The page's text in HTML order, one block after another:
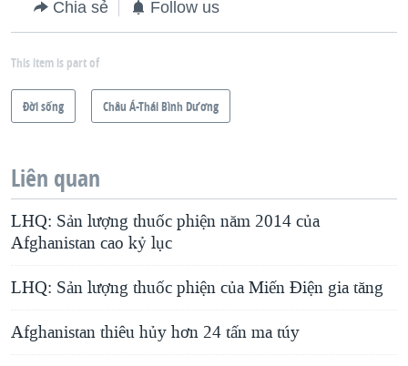
Chia sẻ Follow us
This item is part of
Ðời sống Châu Á-Thái Bình Dương
Liên quan
LHQ: Sản lượng thuốc phiện năm 2014 của
Afghanistan cao kỷ lục
LHQ: Sản lượng thuốc phiện của Miến Ðiện gia tăng
Afghanistan thiêu hủy hơn 24 tấn ma túy